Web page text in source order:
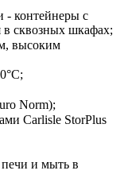
- контейнеры с
в сквозных шкафах;
высоким
С;
Norm);
Carlisle StorPlus
и мыть в